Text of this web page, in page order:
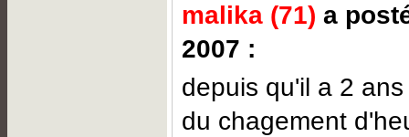
malika (71) a
2007 :
depuis qu'il a 2
du chagement